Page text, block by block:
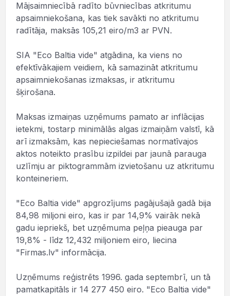
Mājsaimniecībā radīto būvniecības atkritumu
apsaimniekošana, kas tiek savākti no atkritumu
radītāja, maksās 105,21 eiro/m3 ar PVN.
SIA "Eco Baltia vide" atgādina, ka viens no
efektīvākajiem veidiem, kā samazināt atkritumu
apsaimniekošanas izmaksas, ir atkritumu
šķirošana.
Maksas izmaiņas uzņēmums pamato ar inflācijas
ietekmi, tostarp minimālās algas izmaiņām valstī, kā
arī izmaksām, kas nepieciešamas normatīvajos
aktos noteikto prasību izpildei par jaunā parauga
uzlīmju ar piktogrammām izvietošanu uz atkritumu
konteineriem.
"Eco Baltia vide" apgrozījums pagājušajā gadā bija
84,98 miljoni eiro, kas ir par 14,9% vairāk nekā
gadu iepriekš, bet uzņēmuma peļņa pieauga par
19,8% - līdz 12,432 miljoniem eiro, liecina
"Firmas.lv" informācija.
Uzņēmums reģistrēts 1996. gada septembrī, un tā
pamatkapitāls ir 14 277 450 eiro. "Eco Baltia vide"